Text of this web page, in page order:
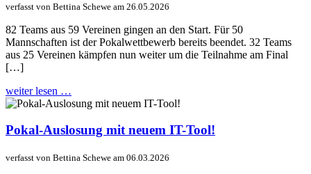
verfasst von Bettina Schewe am 26.05.2026
82 Teams aus 59 Vereinen gingen an den Start. Für 50
Mannschaften ist der Pokalwettbewerb bereits beendet. 32 Teams
aus 25 Vereinen kämpfen nun weiter um die Teilnahme am Final
[…]
weiter lesen …
Pokal-Auslosung mit neuem IT-Tool!
verfasst von Bettina Schewe am 06.03.2026